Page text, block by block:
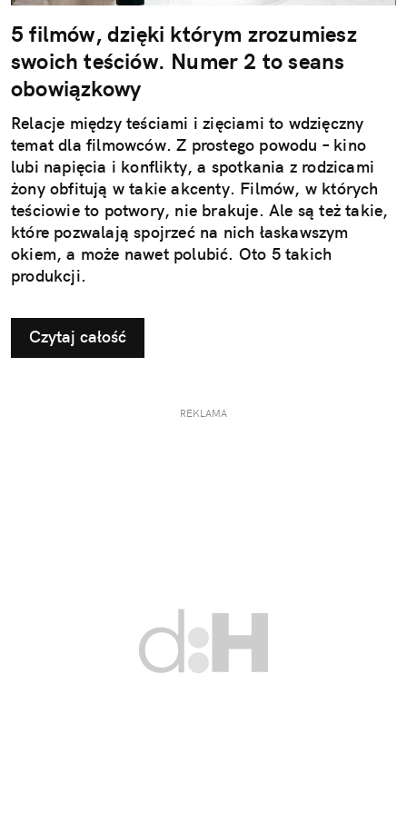
5 filmów, dzięki którym zrozumiesz
swoich teściów. Numer 2 to seans
obowiązkowy
Relacje między teściami i zięciami to wdzięczny
temat dla filmowców. Z prostego powodu – kino
lubi napięcia i konflikty, a spotkania z rodzicami
żony obfitują w takie akcenty. Filmów, w których
teściowie to potwory, nie brakuje. Ale są też takie,
które pozwalają spojrzeć na nich łaskawszym
okiem, a może nawet polubić. Oto 5 takich
produkcji.
Czytaj całość
REKLAMA